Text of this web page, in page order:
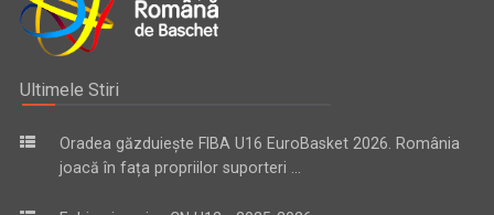
Ultimele Stiri
Oradea găzduiește FIBA U16 EuroBasket 2026. România
joacă în fața propriilor suporteri ...